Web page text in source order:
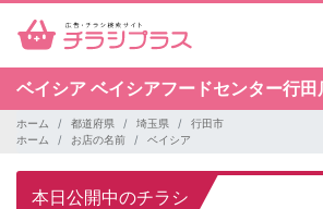
ベイシア ベイシアフードセンター行田
ホーム 都道府県 埼玉県
行田市
ホーム
お店の名前 ベイシア
本日公開中のチラシ